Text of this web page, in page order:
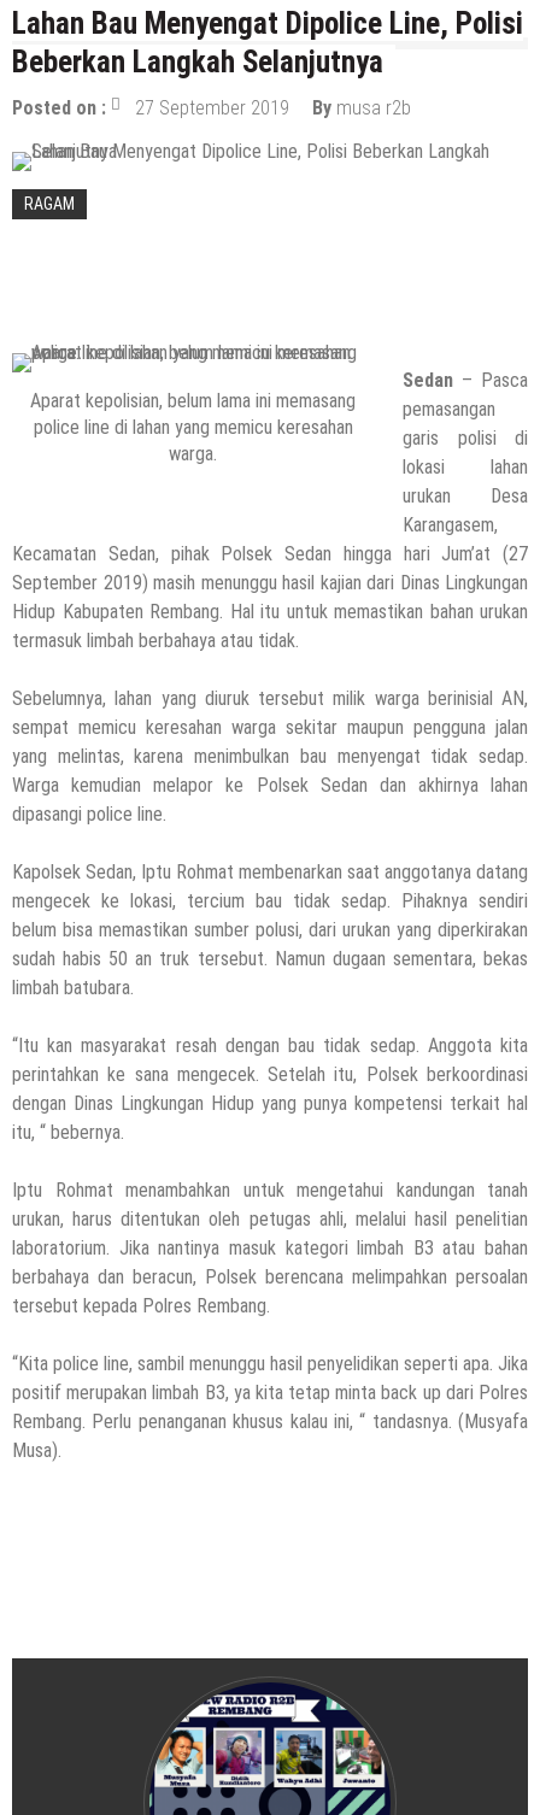
Tanggapan Kepala SMP N 5 Rembang
Menik Mustikatun
6 Agustus 2026 bymusa r2b
HEADLINE
Kepelatihan Timnas, Berikut Profil
Keracunan MBG Menyeruak
HEADLINE
Temuan Jenazah Bayi Di Bawah Almari,
Aparat Polres Rembang Gerak Cepat
HEADLINE
Gas, Silaturahmi Dengan Wartawan PWI
Dan IJTI
5 Agustus 2026 bymusa r2b
HEADLINE
Ini Ciri-Cirinya, Siapa Tahu Keluarga Anda
Pantai Utara Rembang)
29 Juli 2026 by musa r2b
HEADLINE
Sejumlah Tips Membeli Tanah Kapling,
Terapkan Ini!! Ada Cara Yang Jarang
14 Maret 2022 bymusa r2b
HEADLINE
Lewati Cerita Kelam Mirip Sinetron,
Teguh Akhirnya Diselamatkan Serka
26 November 2021 by musa r2b
HEADLINE
UKW Disebut Sebagai Mahkota Seorang
Wartawan, Se Indonesia Luluskan Lebih
Dari 20 Ribu Orang
12 November 2021 bymusa r2b
Lahan Bau Menyengat Dipolice Line, Polisi
Beberkan Langkah Selanjutnya
Posted on : 27 September 2019 By musa r2b
RAGAM
Aparat kepolisian, belum lama ini memasang
police line di lahan yang memicu keresahan
warga.
Sedan – Pasca
pemasangan
garis polisi di
lokasi lahan
urukan Desa
Karangasem,
Kecamatan Sedan, pihak Polsek Sedan hingga hari Jum’at (27
September 2019) masih menunggu hasil kajian dari Dinas Lingkungan
Hidup Kabupaten Rembang. Hal itu untuk memastikan bahan urukan
termasuk limbah berbahaya atau tidak.
Sebelumnya, lahan yang diuruk tersebut milik warga berinisial AN,
sempat memicu keresahan warga sekitar maupun pengguna jalan
yang melintas, karena menimbulkan bau menyengat tidak sedap.
Warga kemudian melapor ke Polsek Sedan dan akhirnya lahan
dipasangi police line.
Kapolsek Sedan, Iptu Rohmat membenarkan saat anggotanya datang
mengecek ke lokasi, tercium bau tidak sedap. Pihaknya sendiri
belum bisa memastikan sumber polusi, dari urukan yang diperkirakan
sudah habis 50 an truk tersebut. Namun dugaan sementara, bekas
limbah batubara.
“Itu kan masyarakat resah dengan bau tidak sedap. Anggota kita
perintahkan ke sana mengecek. Setelah itu, Polsek berkoordinasi
dengan Dinas Lingkungan Hidup yang punya kompetensi terkait hal
itu, “ bebernya.
Iptu Rohmat menambahkan untuk mengetahui kandungan tanah
urukan, harus ditentukan oleh petugas ahli, melalui hasil penelitian
laboratorium. Jika nantinya masuk kategori limbah B3 atau bahan
berbahaya dan beracun, Polsek berencana melimpahkan persoalan
tersebut kepada Polres Rembang.
“Kita police line, sambil menunggu hasil penyelidikan seperti apa. Jika
positif merupakan limbah B3, ya kita tetap minta back up dari Polres
Rembang. Perlu penanganan khusus kalau ini, “ tandasnya. (Musyafa
Musa).